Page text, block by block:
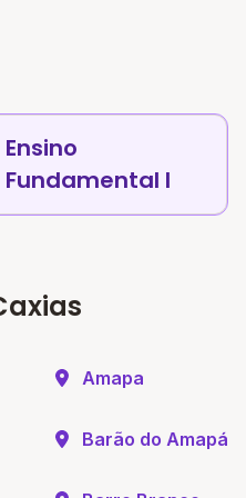
Ensino
Fundamental I
Amapa
Barão do Amapá